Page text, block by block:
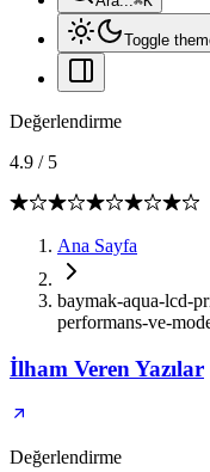
Toggle
Değerlendirme
4.9 / 5
Ana Sayfa
baymak-aqua-lcd-
performans-ve-
İlham Veren Yazılar
Değerlendirme